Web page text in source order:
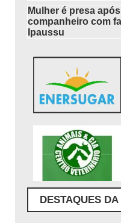
Mulher é presa
companheiro com
Ipaussu
DESTAQUES